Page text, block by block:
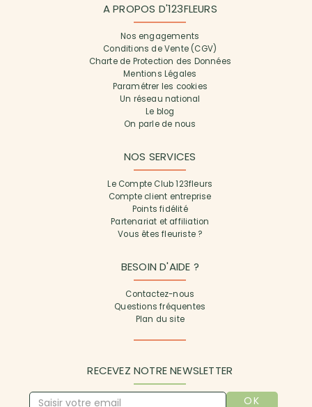
A PROPOS D'123FLEURS
Nos engagements
Conditions de Vente (CGV)
Charte de Protection des Données
Mentions Légales
Paramétrer les cookies
Un réseau national
Le blog
On parle de nous
NOS SERVICES
Le Compte Club 123fleurs
Compte client entreprise
Points fidélité
Partenariat et affiliation
Vous êtes fleuriste ?
BESOIN D'AIDE ?
Contactez-nous
Questions fréquentes
Plan du site
RECEVEZ NOTRE NEWSLETTER
OK